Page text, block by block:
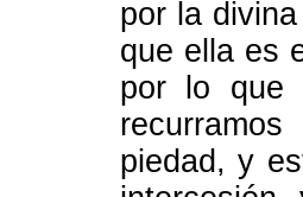
por la
que ella es
por lo que
piedad, y